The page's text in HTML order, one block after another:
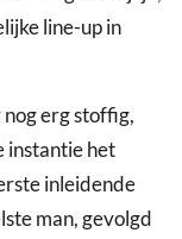
line-up in
erg stoffig,
instantie het
inleidende
man, gevolgd